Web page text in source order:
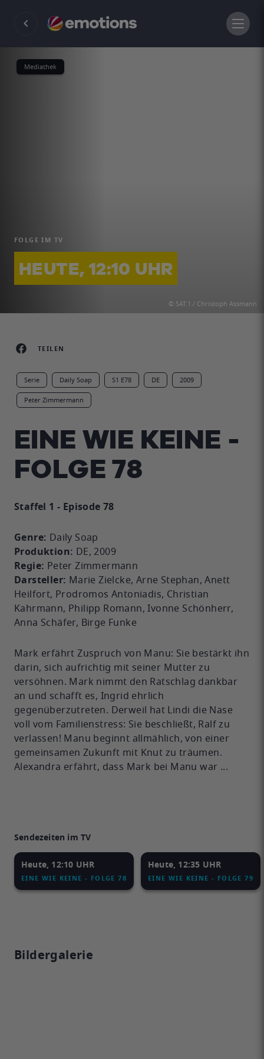
© SAT.1 / Christoph Assmann
Mediathek
FOLGE IM TV
HEUTE, 12:10 UHR
TEILEN
Serie Daily Soap S1 E78 DE 2009
Peter Zimmermann
EINE WIE KEINE -
FOLGE 78
Staffel 1 - Episode 78
Genre: Daily Soap
Produktion: DE, 2009
Regie: Peter Zimmermann
Darsteller: Marie Zielcke, Arne Stephan, Anett
Heilfort, Prodromos Antoniadis, Christian
Kahrmann, Philipp Romann, Ivonne Schönherr,
Anna Schäfer, Birge Funke
Mark erfährt Zuspruch von Manu: Sie bestärkt ihn
darin, sich aufrichtig mit seiner Mutter zu
versöhnen. Mark nimmt den Ratschlag dankbar
an und schafft es, Ingrid ehrlich
gegenüberzutreten. Derweil hat Lindi die Nase
voll vom Familienstress: Sie beschließt, Ralf zu
verlassen! Manu beginnt allmählich, von einer
gemeinsamen Zukunft mit Knut zu träumen.
Alexandra erfährt, dass Mark bei Manu war ...
Sendezeiten im TV
Heute, 12:10 UHR
EINE WIE KEINE - FOLGE 78
Heute, 12:35 UHR
EINE WIE KEINE - FOLGE 79
Bildergalerie